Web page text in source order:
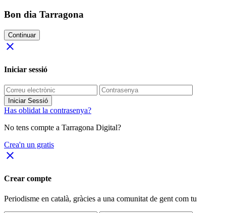
Bon dia Tarragona
Continuar
close
Iniciar sessió
Iniciar Sessió
Has oblidat la contrasenya?
No tens compte a Tarragona Digital?
Crea'n un gratis
close
Crear compte
Periodisme en català, gràcies a una comunitat de gent com tu